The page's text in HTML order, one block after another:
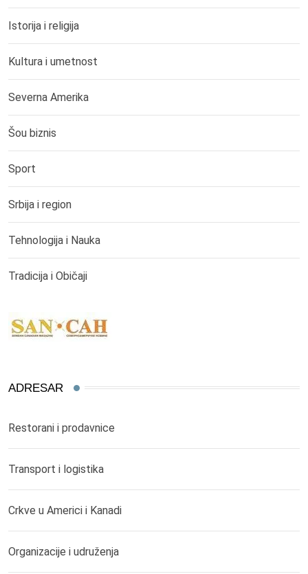
Istorija i religija
Kultura i umetnost
Severna Amerika
Šou biznis
Sport
Srbija i region
Tehnologija i Nauka
Tradicija i Običaji
ADRESAR
Restorani i prodavnice
Transport i logistika
Crkve u Americi i Kanadi
Organizacije i udruženja